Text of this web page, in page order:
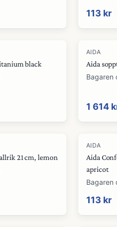
113 kr
black
AIDA
Aida
Bagaren
1 614
21 cm, lemon
AIDA
Aida
apricot
Bagaren
113 kr